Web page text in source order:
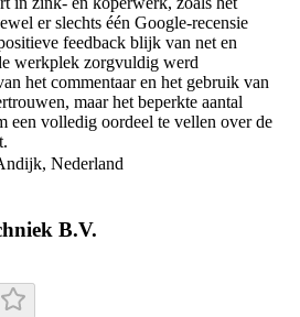
er slechts één Google-recensie
feedback blijk van net en
werkplek zorgvuldig werd
het commentaar en het gebruik van
maar het beperkte aantal
een volledig oordeel te vellen over de
Nederland
B.V.